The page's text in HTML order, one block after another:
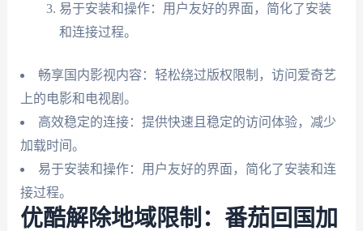
易于安装和操作：用户友好的界面，简化了安装
和连接过程。
畅享国内影视内容：轻松绕过版权限制，访问爱奇艺
上的电影和电视剧。
高效稳定的连接：提供快速且稳定的访问体验，减少
加载时间。
易于安装和操作：用户友好的界面，简化了安装和连
接过程。
优酷解除地域限制：番茄回国加